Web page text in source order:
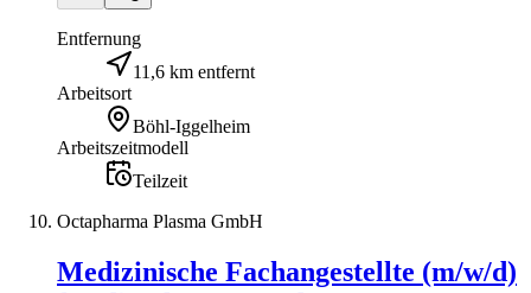
Entfernung
11,6 km entfernt
Arbeitsort
Böhl-Iggelheim
Arbeitszeitmodell
Teilzeit
Octapharma Plasma GmbH
Medizinische Fachangestellte (m/w/d)